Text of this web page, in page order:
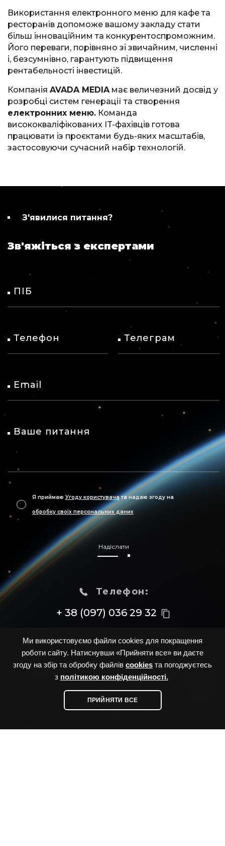
Ми використовуємо файли cookies для покращення
роботи сайту. Натиснувши «Прийняти все» ви даєте
згоду на збір та обробку файлів cookies та погоджуєтесь
з політикою конфіденційності.
ПРИЙНЯТИ ВСЕ
Використання електронного меню для кафе та
ресторанів допоможе вашому закладу стати
більш інноваційним та конкурентоспроможним.
Його переваги, порівняно зі звичайним, численні
і, безсумнівно, гарантують підвищення
рентабельності інвестицій.
Компанія AVADA MEDIAмає величезний досвід у
розробці систем генерації та створення
електронних меню. Команда
висококваліфікованих IT-фахівців готова
працювати із проєктами будь-яких масштабів,
застосовуючи сучасний набір технологій.
З'явилися питання?
Зв'яжіться з експертами
ПІБ
Телефон Телеграм
Email
Ваше питання
Я приймаю Угоду користувачата надаю згоду на
обробку своїх персональних даних
Надіслати
Телефон:
+ 38 (097) 036 29 32 content_copy
E-mail:
office@avada-media.com.ua
Адреса:
Україна, м. Одеса, вул. Вс.Змієнка